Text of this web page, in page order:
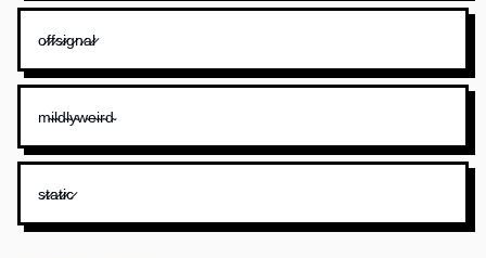
o̷f̷f̷s̷i̷g̷n̷a̷l̷
m̴i̴l̴d̴l̴y̴w̴e̴i̴r̴d̴
s̷t̷a̷t̷i̷c̷